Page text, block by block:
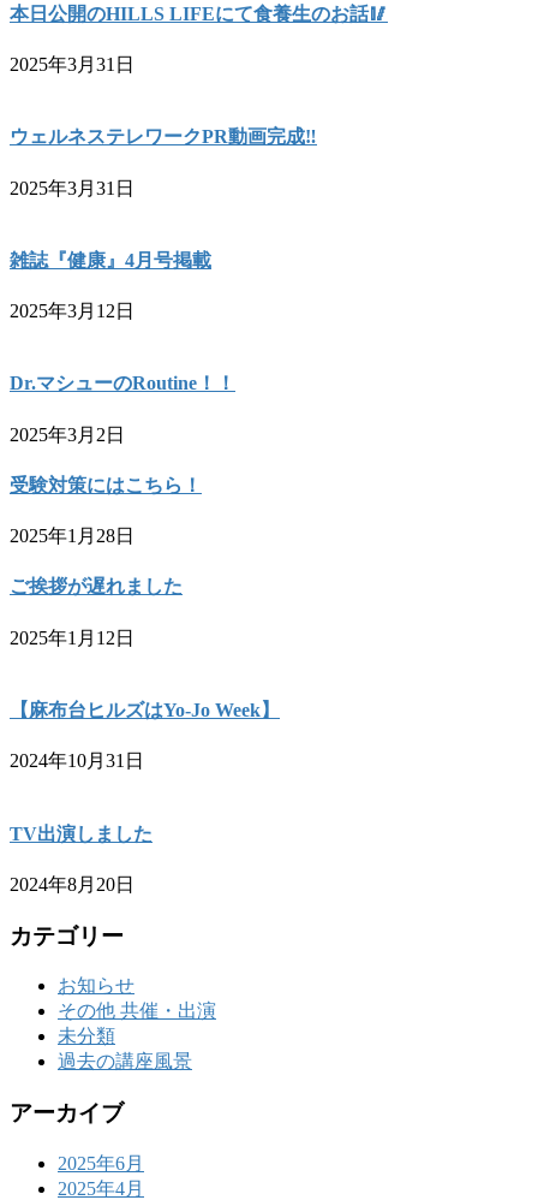
本日公開のHILLS LIFEにて食養生のお話🥢
2025年3月31日
ウェルネステレワークPR動画完成‼️
2025年3月31日
雑誌『健康』4月号掲載
2025年3月12日
Dr.マシューのRoutine！！
2025年3月2日
受験対策にはこちら！
2025年1月28日
ご挨拶が遅れました
2025年1月12日
【麻布台ヒルズはYo-Jo Week】
2024年10月31日
TV出演しました
2024年8月20日
カテゴリー
お知らせ
その他 共催・出演
未分類
過去の講座風景
アーカイブ
2025年6月
2025年4月